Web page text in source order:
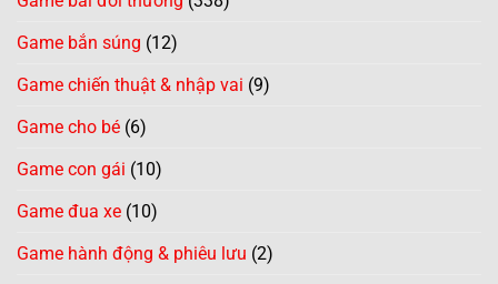
Game bắn súng (12)
Game chiến thuật & nhập vai (9)
Game cho bé (6)
Game con gái (10)
Game đua xe (10)
Game hành động & phiêu lưu (2)